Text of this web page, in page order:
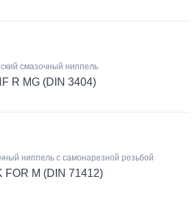
смазочный ниппель
R MG (DIN 3404)
ниппель с самонарезной резьбой
FOR M (DIN 71412)